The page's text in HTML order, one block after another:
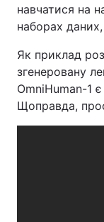
навчатися на
наборах
Як приклад
згенеровану
OmniHuman-1 є
Щоправда,